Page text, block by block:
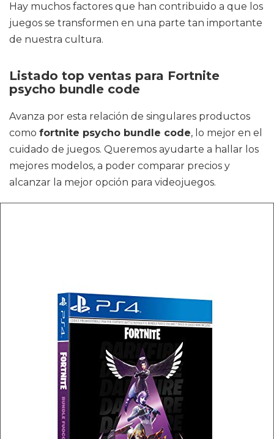
Hay muchos factores que han contribuido a que los
juegos se transformen en una parte tan importante
de nuestra cultura.
Listado top ventas para Fortnite
psycho bundle code
Avanza por esta relación de singulares productos
como fortnite psycho bundle code, lo mejor en el
cuidado de juegos. Queremos ayudarte a hallar los
mejores modelos, a poder comparar precios y
alcanzar la mejor opción para videojuegos.